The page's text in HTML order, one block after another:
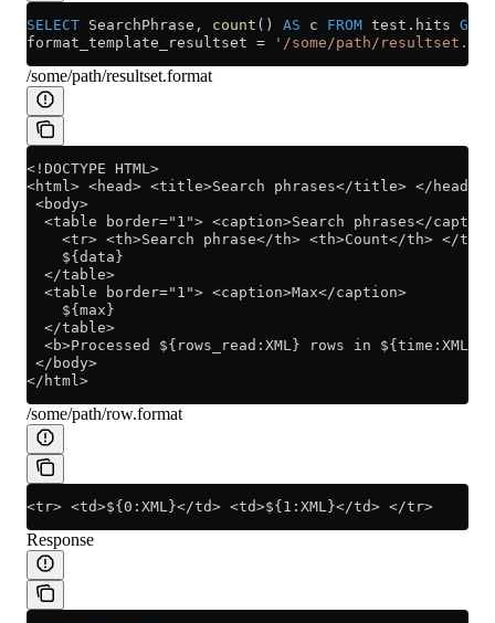
SELECT SearchPhrase, count () AS c FROM test . hits
format_template_resultset = '/some/path/
/some/path/resultset.format
<!DOCTYPE HTML>
<html> <head> <title>Search phrases</title> </head>
<body>
<table border="1"> <caption>Search phrases</
    <tr> <th>Search phrase</th> <th>Count</th> </tr>
    ${data}
  </table>
  <table border="1"> <caption>Max</caption>
    ${max}
  </table>
<b>Processed ${rows_read:XML} rows in ${time:XML}
</body>
</html>
/some/path/row.format
<tr> <td>${0:XML}</td> <td>${1:XML}</td> </tr>
Response